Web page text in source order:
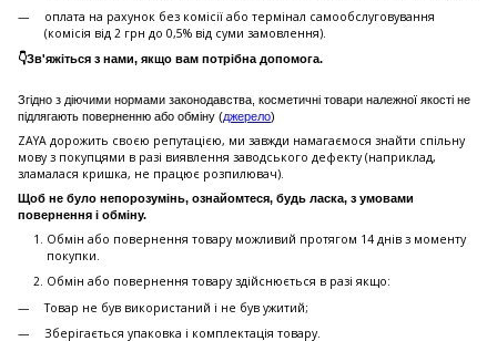
оплата на рахунок без комісії або термінал самообслуговування
(комісія від 2 грн до 0,5% від суми замовлення).
👇Зв'яжіться з нами, якщо вам потрібна допомога.
Згідно з діючими нормами законодавства, косметичні товари належної якості не
підлягають поверненню або обміну (джерело)
ZAYA дорожить своєю репутацією, ми завжди намагаємося знайти спільну
мову з покупцями в разі виявлення заводського дефекту (наприклад,
зламалася кришка, не працює розпилювач).
Щоб не було непорозумінь, ознайомтеся, будь ласка, з умовами
повернення і обміну.
Обмін або повернення товару можливий протягом 14 днів з моменту
покупки.
Обмiн або повернення товару здійснюється в разі якщо:
Товар не був використаний і не був ужитий;
Зберiгається упаковка і комплектація товару.